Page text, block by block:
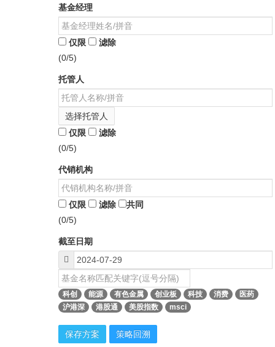
基金经理
仅限
滤除
(0/5)
托管人
选择托管人
仅限
滤除
(0/5)
代销机构
仅限 滤除
共同
(0/5)
截至日期
科创 能源 有色金属 创业板 科技 消费
医药
沪港深
港股通 美股指数 msci
保存方案 策略回溯